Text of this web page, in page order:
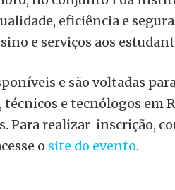
eficiência e
e serviços aos
e são voltadas
e tecnólogos em
Para realizar inscrição,
o site do evento.